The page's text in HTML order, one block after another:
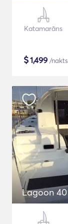
Katamarāns
$1,499 /nakts
Lagoon 40